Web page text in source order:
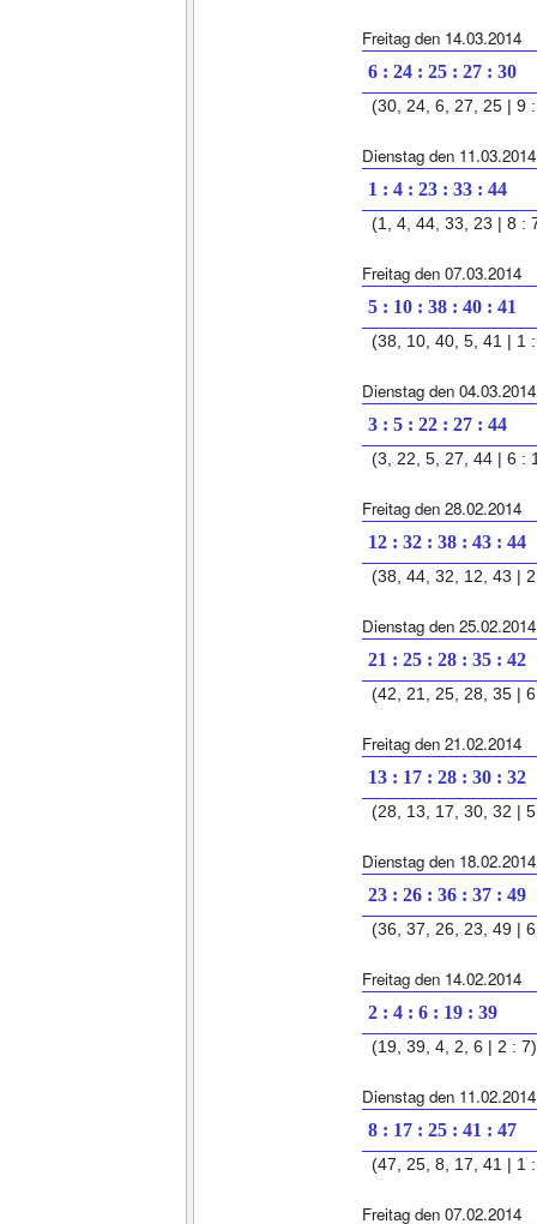
Freitag den 14.03.2014
6 : 24 : 25 : 27 : 30
(30, 24, 6, 27, 25 | 9
Dienstag den 11.03.2014
1 : 4 : 23 : 33 : 44
(1, 4, 44, 33, 23 | 8 :
Freitag den 07.03.2014
5 : 10 : 38 : 40 : 41
(38, 10, 40, 5, 41 | 1
Dienstag den 04.03.2014
3 : 5 : 22 : 27 : 44
(3, 22, 5, 27, 44 | 6 :
Freitag den 28.02.2014
12 : 32 : 38 : 43 : 44
(38, 44, 32, 12, 43 |
Dienstag den 25.02.2014
21 : 25 : 28 : 35 : 42
(42, 21, 25, 28, 35 |
Freitag den 21.02.2014
13 : 17 : 28 : 30 : 32
(28, 13, 17, 30, 32 |
Dienstag den 18.02.2014
23 : 26 : 36 : 37 : 49
(36, 37, 26, 23, 49 |
Freitag den 14.02.2014
2 : 4 : 6 : 19 : 39
(19, 39, 4, 2, 6 | 2 : 7)
Dienstag den 11.02.2014
8 : 17 : 25 : 41 : 47
(47, 25, 8, 17, 41 | 1
Freitag den 07.02.2014